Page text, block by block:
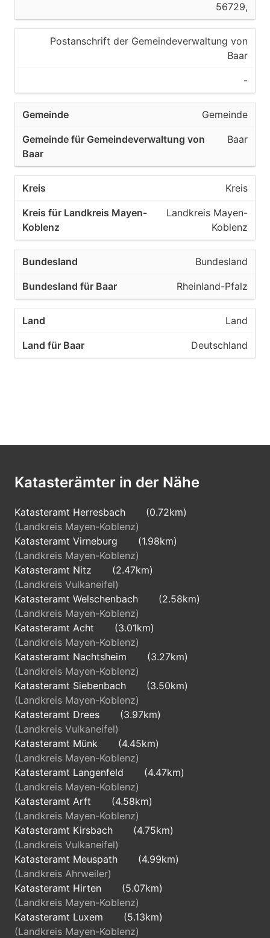
56729,
Postanschrift der Gemeindeverwaltung von
Baar
-
Gemeinde
Baar
Kreis
Landkreis Mayen-
Koblenz
Bundesland
Rheinland-Pfalz
Land
Deutschland
Katasterämter in der Nähe
Katasteramt Herresbach
(0.72km)
(Landkreis Mayen-Koblenz)
Katasteramt Virneburg
(1.98km)
(Landkreis Mayen-Koblenz)
Katasteramt Nitz
(2.47km)
(Landkreis Vulkaneifel)
Katasteramt Welschenbach
(2.58km)
(Landkreis Mayen-Koblenz)
Katasteramt Acht
(3.01km)
(Landkreis Mayen-Koblenz)
Katasteramt Nachtsheim
(3.27km)
(Landkreis Mayen-Koblenz)
Katasteramt Siebenbach
(3.50km)
(Landkreis Mayen-Koblenz)
Katasteramt Drees
(3.97km)
(Landkreis Vulkaneifel)
Katasteramt Münk
(4.45km)
(Landkreis Mayen-Koblenz)
Katasteramt Langenfeld
(4.47km)
(Landkreis Mayen-Koblenz)
Katasteramt Arft
(4.58km)
(Landkreis Mayen-Koblenz)
Katasteramt Kirsbach
(4.75km)
(Landkreis Vulkaneifel)
Katasteramt Meuspath
(4.99km)
(Landkreis Ahrweiler)
Katasteramt Hirten
(5.07km)
(Landkreis Mayen-Koblenz)
Katasteramt Luxem
(5.13km)
(Landkreis Mayen-Koblenz)